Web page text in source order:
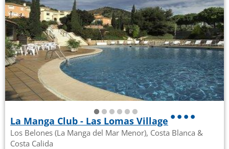
La Manga Club - Las Lomas Village
Los Belones (La Manga del Mar Menor), Costa Blanca &
Costa Calida